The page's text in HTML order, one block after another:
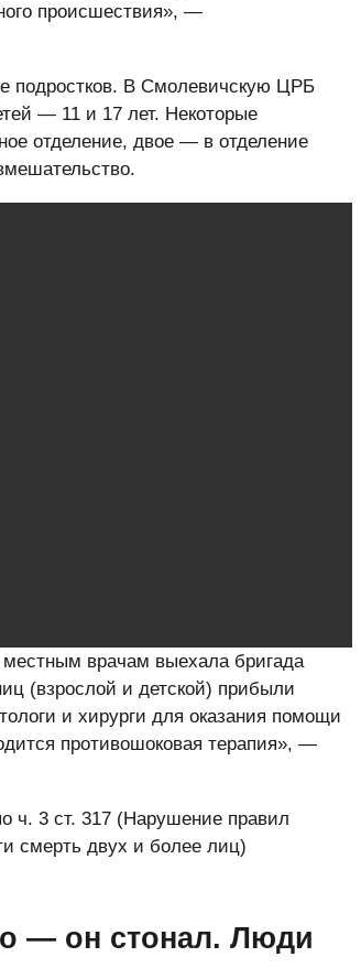
происшествия», —
подростков. В Смолевичскую ЦРБ
— 11 и 17 лет. Некоторые
отделение, двое — в отделение
врачам выехала бригада
(взрослой и детской) прибыли
и хирурги для оказания помощи
противошоковая терапия», —
ч. 3 ст. 317 (Нарушение правил
смерть двух и более лиц)
— он стонал. Люди